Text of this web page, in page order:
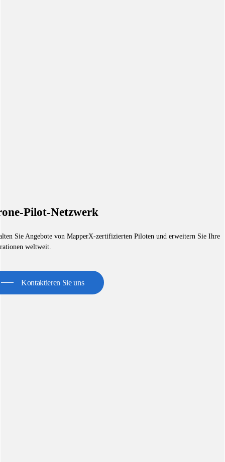
Pilot-Netzwerk
Sie Angebote von MapperX-zertifizierten Piloten und erweitern Sie Ihre
weltweit.
Kontaktieren Sie uns